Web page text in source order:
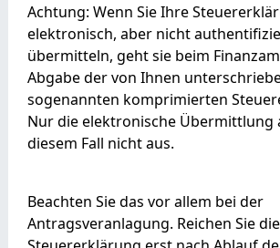
Achtung: Wenn Sie Ihre
elektronisch, aber nicht
übermitteln, geht sie beim
Abgabe der von Ihnen
sogenannten komprimierten
Nur die elektronische Übermittlung
diesem Fall nicht aus.
Beachten Sie das vor allem bei der
Antragsveranlagung. Reichen Sie